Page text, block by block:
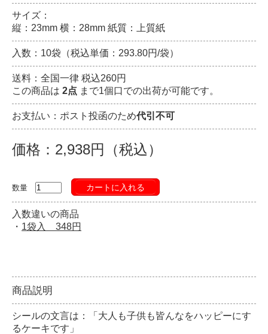
サイズ：
縦：23mm 横：28mm 紙質：上質紙
入数：10袋（税込単価：293.80円/袋）
送料：全国一律 税込260円
この商品は 2点 まで1個口での出荷が可能です。
お支払い：ポスト投函のため代引不可
価格：2,938円（税込）
数量 カートに入れる
入数違いの商品
・ 1袋入 348円
商品説明
シールの文言は：「大人も子供も皆んなをハッピーにす
るケーキです」